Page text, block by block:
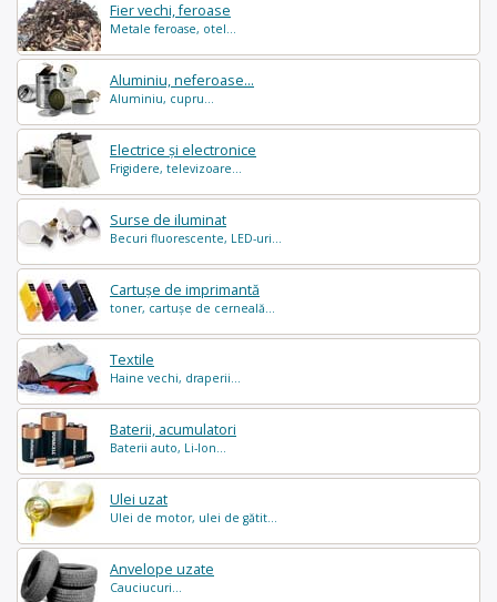
Fier vechi, feroase
Metale feroase, otel...
Aluminiu, neferoase...
Aluminiu, cupru...
Electrice și electronice
Frigidere, televizoare...
Surse de iluminat
Becuri fluorescente, LED-uri...
Cartușe de imprimantă
toner, cartușe de cerneală...
Textile
Haine vechi, draperii...
Baterii, acumulatori
Baterii auto, Li-Ion...
Ulei uzat
Ulei de motor, ulei de gătit...
Anvelope uzate
Cauciucuri...